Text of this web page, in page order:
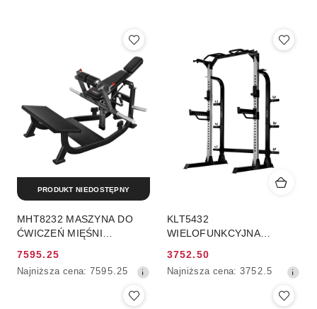
MHT8232 MASZYNA DO
ĆWICZEŃ MIĘŚNI
Z WOLNYM CIĘŻAREM
COMMERCIAL HMS
promocyjna:
7595.25
Najniższa
Najniższa cena: 7595.25
PRODUKT NIEDOSTĘPNY
KLT5432
WIELOFUNKCYJNA
SEMI COMMERCIAL HMS
promocyjna:
3752.50
Najniższa
Najniższa cena: 3752.5